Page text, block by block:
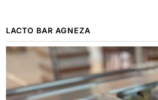
LACTO BAR AGNEZA